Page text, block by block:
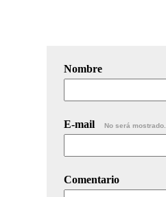
Nombre
E-mail No será mostrado.
Comentario